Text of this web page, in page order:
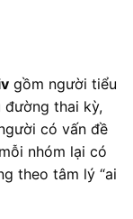
gồm người tiểu
đường thai kỳ,
có vấn đề
nhóm lại có
theo tâm lý “ai